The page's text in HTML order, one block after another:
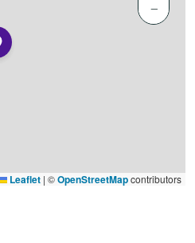
−
Leaflet | ©OpenStreetMapcontributors